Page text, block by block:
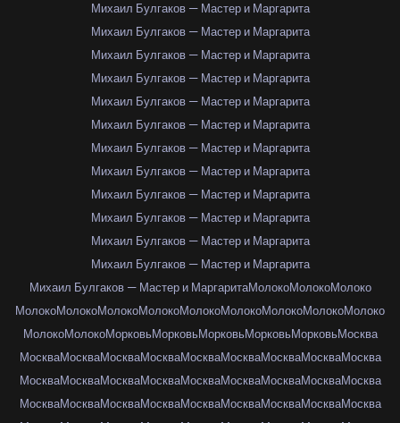
Михаил Булгаков — Мастер и Маргарита
Михаил Булгаков — Мастер и Маргарита
Михаил Булгаков — Мастер и Маргарита
Михаил Булгаков — Мастер и Маргарита
Михаил Булгаков — Мастер и Маргарита
Михаил Булгаков — Мастер и Маргарита
Михаил Булгаков — Мастер и Маргарита
Михаил Булгаков — Мастер и Маргарита
Михаил Булгаков — Мастер и Маргарита
Михаил Булгаков — Мастер и Маргарита
Михаил Булгаков — Мастер и Маргарита
Михаил Булгаков — Мастер и Маргарита
Михаил Булгаков — Мастер и МаргаритаМолокоМолокоМолоко
МолокоМолокоМолокоМолокоМолокоМолокоМолокоМолокоМолоко
МолокоМолокоМорковьМорковьМорковьМорковьМорковьМосква
МоскваМоскваМоскваМоскваМоскваМоскваМоскваМоскваМосква
МоскваМоскваМоскваМоскваМоскваМоскваМоскваМоскваМосква
МоскваМоскваМоскваМоскваМоскваМоскваМоскваМоскваМосква